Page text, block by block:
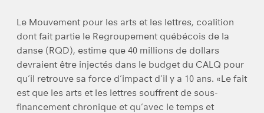
Le Mouvement pour les arts et les lettres, coalition
dont fait partie le Regroupement québécois de la
danse (RQD), estime que 40 millions de dollars
devraient être injectés dans le budget du CALQ pour
qu’il retrouve sa force d’impact d’il y a 10 ans. «Le fait
est que les arts et les lettres souffrent de sous-
financement chronique et qu’avec le temps et